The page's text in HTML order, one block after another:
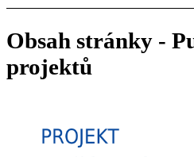
Obsah stránky -
projektů